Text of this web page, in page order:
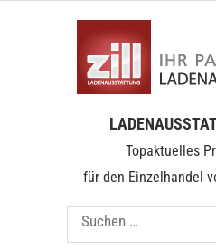
Topaktuelles
für den Einzelhandel